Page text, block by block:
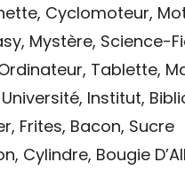
Cyclomoteur,
Mystère, Science-
Tablette,
Université, Institut,
Frites, Bacon, Sucre
Cylindre, Bougie